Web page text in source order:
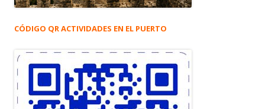
CÓDIGO QR ACTIVIDADES EN EL PUERTO